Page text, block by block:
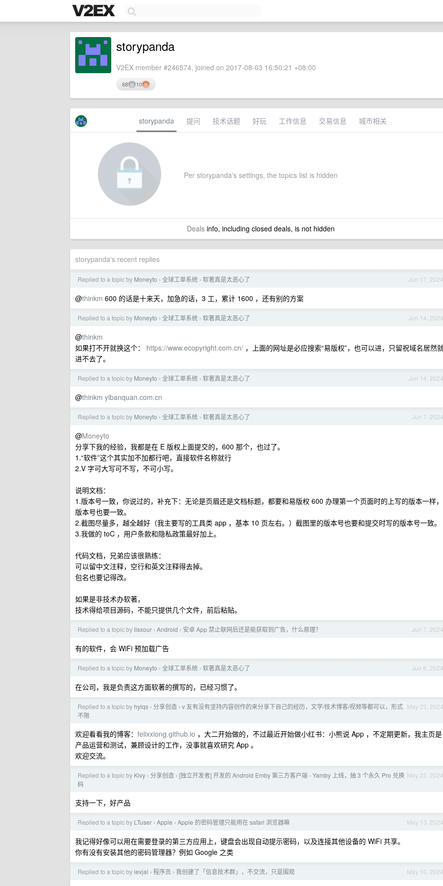
storypanda
V2EX member #246574, joined on 2017-08-03 16:50:21 +08:00
68 10
storypanda 提问 技术话题 好玩 工作信息 交易信息 城市相关
Per storypanda's settings, the topics list is hidden
Dealsinfo, including closed deals, is not hidden
storypanda's recent replies
Jun 17, 2024
Replied to a topic by Moneyto › 全球工单系统 › 软著真是太恶心了
@thinkm 600 的话是十来天，加急的话，3 工，累计 1600 ，还有别的方案
Jun 14, 2024
Replied to a topic by Moneyto › 全球工单系统 › 软著真是太恶心了
@thinkm
如果打不开就换这个： https://www.ecopyright.com.cn/ ，上面的网址是必应搜索“易版权”，也可以进，只留祝域名居然
进不去了。
Jun 14, 2024
Replied to a topic by Moneyto › 全球工单系统 › 软著真是太恶心了
@thinkm yibanquan.com.cn
Jun 7, 2024
Replied to a topic by Moneyto › 全球工单系统 › 软著真是太恶心了
@Moneyto
分享下我的经验，我都是在 E 版权上面提交的，600 那个，也过了。
1.“软件”这个其实加不加都行吧，直接软件名称就行
2.V 字可大写可不写，不可小写。
说明文档：
1.版本号一致，你说过的，补充下：无论是页眉还是文档标题，都要和易版权 600 办理第一个页面时的上写的版本一样，
版本号也要一致。
2.截图尽量多，越全越好（我主要写的工具类 app ，基本 10 页左右。）截图里的版本号也要和提交时写的版本号一致。
3.我做的 toC ，用户条款和隐私政策最好加上。
代码文档，兄弟应该很熟练：
可以留中文注释，空行和英文注释得去掉。
包名也要记得改。
如果是非技术办软著，
技术得给项目源码，不能只提供几个文件，前后粘贴。
Jun 7, 2024
Replied to a topic by lisxour › Android › 安卓 App 禁止联网后还是能获取到广告，什么原理？
有的软件，会 WiFi 预加载广告
Jun 6, 2024
Replied to a topic by Moneyto › 全球工单系统 › 软著真是太恶心了
在公司，我是负责这方面软著的撰写的，已经习惯了。
May 23, 2024
Replied to a topic by hylqs › 分享创造 › v 友有没有坚持内容创作的来分享下自己的经历，文学/技术博客/视频等都可以，形式
不限
欢迎看看我的博客： felixxiong.github.io ，大二开始做的，不过最近开始做小红书：小熊说 App ，不定期更新，我主页是
产品运营和测试，兼顾设计的工作，没事就喜欢研究 App 。
欢迎交流。
May 23, 2024
Replied to a topic by Kivy › 分享创造 › [独立开发者] 开发的 Android Emby 第三方客户端 - Yamby 上线，抽 3 个永久 Pro 兑换
码
支持一下，好产品
May 13, 2024
Replied to a topic by LTuser › Apple › Apple 的密码管理只能用在 safari 浏览器嘛
我记得好像可以用在需要登录的第三方应用上，键盘会出现自动提示密码，以及连接其他设备的 WiFi 共享。
你有没有安装其他的密码管理器？例如 Google 之类
May 10, 2024
Replied to a topic byievjai › 程序员 › 我创建了「信息技术群」，不交流，只是围观